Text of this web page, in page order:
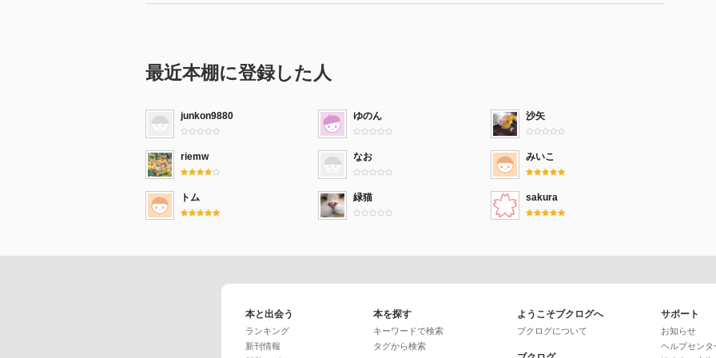
最近本棚に登録した人
junkon9880 ゆのん 沙矢
riemw なお みいこ
トム 緑猫 sakura
本と出会う
ランキング
新刊情報
本を探す
キーワードで検索
タグから検索
ようこそブクログへ
ブクログについて
サポート
お知らせ
ヘルプセンタ